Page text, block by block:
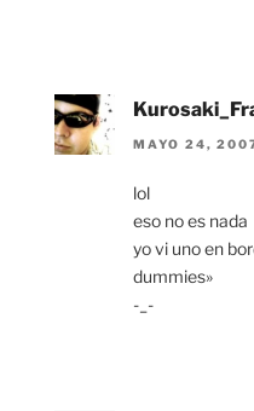
MAYO 24,
lol
eso no es nada
yo vi uno en
dummies»
-_-